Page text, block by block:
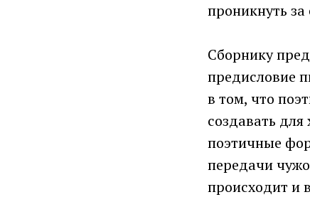
проникнуть
Сборнику
предисловие
в том, что
создавать
поэтичные
передачи
происходит и